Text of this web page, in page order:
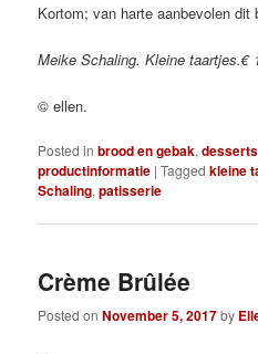
Kortom; van harte aanbevolen dit
Meike Schaling. Kleine taartjes.€
© ellen.
Posted in brood en gebak,desserts
productinformatie |Tagged kleine
Schaling,patisserie
Crème Brûlée
Posted onNovember 5, 2017by